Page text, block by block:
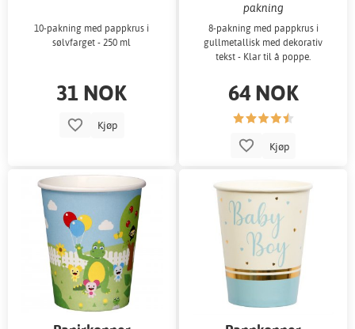
10-pakning med pappkrus i
sølvfarget - 250 ml
31 NOK
Kjøp
pakning
8-pakning med pappkrus i
gullmetallisk med dekorativ
tekst - Klar til å poppe.
64 NOK
Kjøp